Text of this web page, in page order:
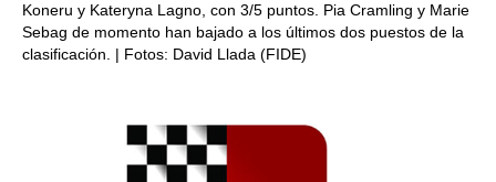
Koneru y Kateryna Lagno, con 3/5 puntos. Pia Cramling y Marie
Sebag de momento han bajado a los últimos dos puestos de la
clasificación. | Fotos: David Llada (FIDE)